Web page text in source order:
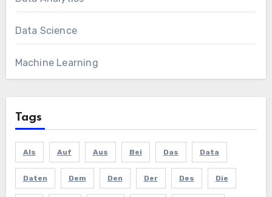
Data Science
Machine Learning
Tags
Als Auf Aus Bei Das Data
Daten Dem Den Der Des Die